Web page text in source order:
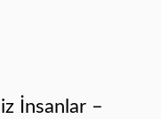
İnsanlar –